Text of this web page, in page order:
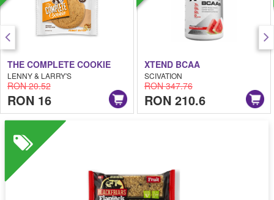
THE COMPLETE COOKIE
LENNY & LARRY'S
RON 20.52
RON 16
XTEND BCAA
SCIVATION
RON 347.76
RON 210.6